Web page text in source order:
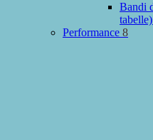
Bandi
tabelle)
Performance 8